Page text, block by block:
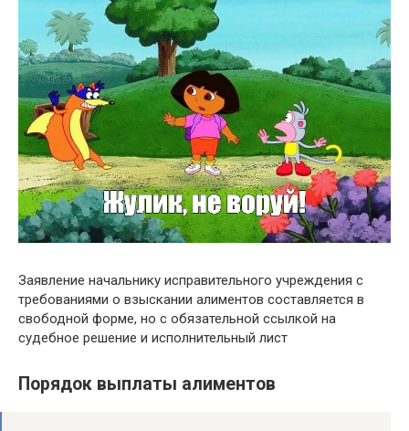
Заявление начальнику исправительного учреждения с
требованиями о взыскании алиментов составляется в
свободной форме, но с обязательной ссылкой на
судебное решение и исполнительный лист
Порядок выплаты алиментов